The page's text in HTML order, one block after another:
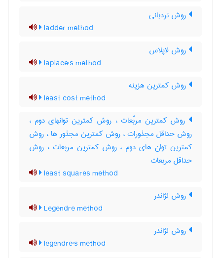
روش نردبانی
ladder method
روش لاپلاس
laplace's method
روش کمترین هزینه
least cost method
روش کمترین مربّعات ، روش کمترین توانهای دوم ،
روش حداقل مجذورات ، روش کمترین مجذور ها ، روش
کمترین توان های دوم ، روش کمترین مربعات ، روش
حداقل مربعات
least squares method
روش لژاندر
Legendre method
روش لژاندر
legendre's method